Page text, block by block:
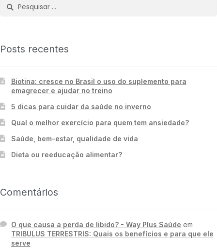
Posts recentes
Biotina: cresce no Brasil o uso do suplemento para
emagrecer e ajudar no treino
5 dicas para cuidar da saúde no inverno
Qual o melhor exercício para quem tem ansiedade?
Saúde, bem-estar, qualidade de vida
Dieta ou reeducação alimentar?
Comentários
O que causa a perda de libido? - Way Plus Saúde em
TRIBULUS TERRESTRIS: Quais os benefícios e para que ele
serve